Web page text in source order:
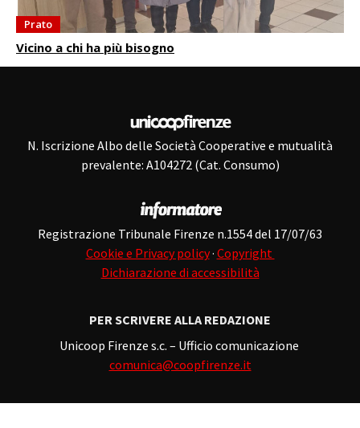
Prato
Vicino a chi ha più bisogno
N. Iscrizione Albo delle Società Cooperative e mutualità
prevalente: A104272 (Cat. Consumo)
Registrazione Tribunale Firenze n.1554 del 17/07/63
Cookie e Privacy policy· Copyright
Dichiarazione di accessibilità
PER SCRIVERE ALLA REDAZIONE
Unicoop Firenze s.c. – Ufficio comunicazione
comunica@coopfirenze.it